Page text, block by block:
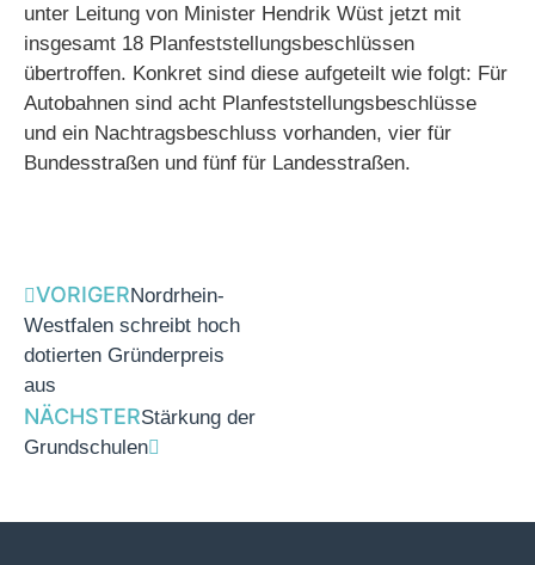
unter Leitung von Minister Hendrik Wüst jetzt mit
insgesamt 18 Planfeststellungsbeschlüssen
übertroffen. Konkret sind diese aufgeteilt wie folgt: Für
Autobahnen sind acht Planfeststellungsbeschlüsse
und ein Nachtragsbeschluss vorhanden, vier für
Bundesstraßen und fünf für Landesstraßen.
VORIGERNordrhein-
Westfalen schreibt hoch
dotierten Gründerpreis
aus
NÄCHSTERStärkung der
Grundschulen